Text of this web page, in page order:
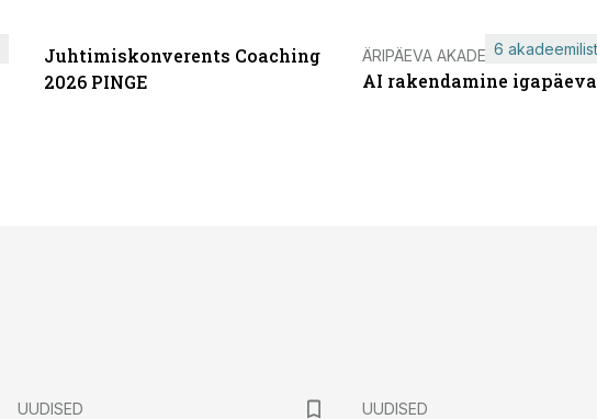
Juhtimiskonverents Coaching
2026 PINGE
ÄRIPÄEVA AKADEEMIA
AI rakendamine
6
UUDISED
UUDISED